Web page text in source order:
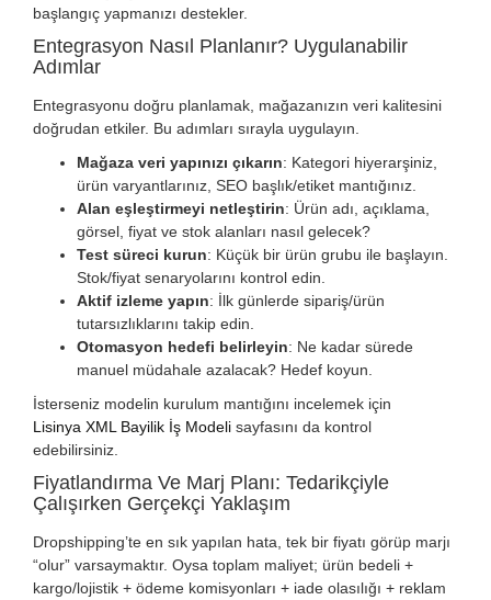
başlangıç yapmanızı destekler.
Entegrasyon Nasıl Planlanır? Uygulanabilir
Adımlar
Entegrasyonu doğru planlamak, mağazanızın veri kalitesini
doğrudan etkiler. Bu adımları sırayla uygulayın.
Mağaza veri yapınızı çıkarın: Kategori hiyerarşiniz,
ürün varyantlarınız, SEO başlık/etiket mantığınız.
Alan eşleştirmeyi netleştirin: Ürün adı, açıklama,
görsel, fiyat ve stok alanları nasıl gelecek?
Test süreci kurun: Küçük bir ürün grubu ile başlayın.
Stok/fiyat senaryolarını kontrol edin.
Aktif izleme yapın: İlk günlerde sipariş/ürün
tutarsızlıklarını takip edin.
Otomasyon hedefi belirleyin: Ne kadar sürede
manuel müdahale azalacak? Hedef koyun.
İsterseniz modelin kurulum mantığını incelemek için
Lisinya XML Bayilik İş Modeli sayfasını da kontrol
edebilirsiniz.
Fiyatlandırma Ve Marj Planı: Tedarikçiyle
Çalışırken Gerçekçi Yaklaşım
Dropshipping’te en sık yapılan hata, tek bir fiyatı görüp marjı
“olur” varsaymaktır. Oysa toplam maliyet; ürün bedeli +
kargo/lojistik + ödeme komisyonları + iade olasılığı + reklam